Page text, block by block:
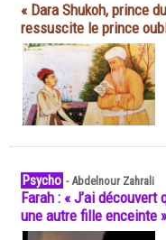
« Dara Shukoh, prince
ressuscite le prince
Psycho -Abdelnour Zahrali
Farah : « J’ai
une autre fille enceinte »